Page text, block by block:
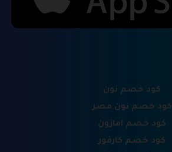
كود خصم نون
كود خصم نون مصر
كود خصم امازون
كود خصم كارفور